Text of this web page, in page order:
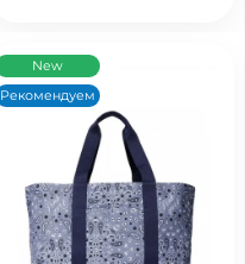
New
Рекомендуем